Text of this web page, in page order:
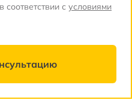
с условиями